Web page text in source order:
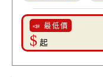
📣 最低價
$ 起